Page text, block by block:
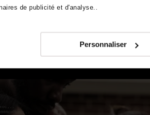
de publicité et d'analyse..
Personnaliser